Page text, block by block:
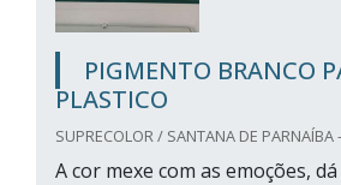
PIGMENTO BRANCO
PLASTICO
SUPRECOLOR / SANTANA DE PARNAÍBA
A cor mexe com as emoções,